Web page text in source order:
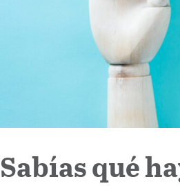
Sabías qué